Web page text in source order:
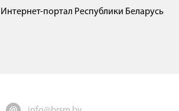
портал Республики Беларусь